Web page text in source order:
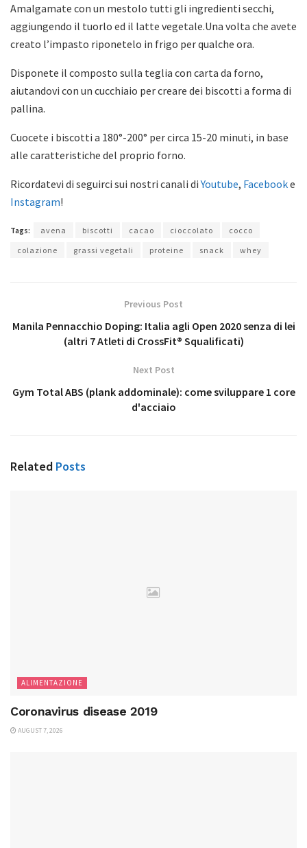
Amalgamate con un mestolo tutti gli ingredienti secchi,
aggiungendo il tuorlo ed il latte vegetale.Una volta che avete
creato l’impasto riponetelo in frigo per qualche ora.
Disponete il composto sulla teglia con carta da forno,
aiutandovi con un cucchiaio per creare dei biscotti a forma di
pallina.
Cuocete i biscotti a 180°-200° per circa 15-20 minuti, in base
alle caratteristiche del proprio forno.
Ricordatevi di seguirci sui nostri canali diYoutube, Facebooke
Instagram!
Tags: avena biscotti cacao cioccolato
cocco
colazione
grassi vegetali proteine snack whey
Previous Post
Manila Pennacchio Doping: Italia agli Open 2020 senza di lei
(altri 7 Atleti di CrossFit® Squalificati)
Next Post
Gym Total ABS (plank addominale): come sviluppare 1 core
d'acciaio
Related Posts
ALIMENTAZIONE
Coronavirus disease 2019
AUGUST 7, 2026